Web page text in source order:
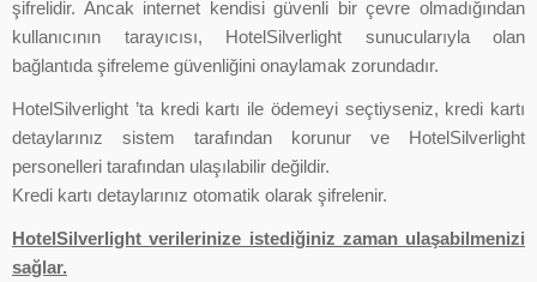
şifrelidir. Ancak internet kendisi güvenli bir çevre olmadığından
kullanıcının tarayıcısı, HotelSilverlight sunucularıyla olan
bağlantıda şifreleme güvenliğini onaylamak zorundadır.
HotelSilverlight ’ta kredi kartı ile ödemeyi seçtiyseniz, kredi kartı
detaylarınız sistem tarafından korunur ve HotelSilverlight
personelleri tarafından ulaşılabilir değildir.
Kredi kartı detaylarınız otomatik olarak şifrelenir.
HotelSilverlight verilerinize istediğiniz zaman ulaşabilmenizi
sağlar.